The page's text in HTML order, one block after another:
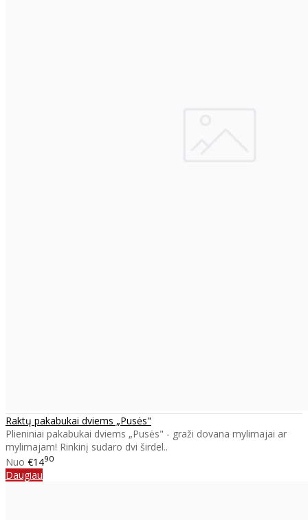
Raktų pakabukai dviems „Pusės"
Plieniniai pakabukai dviems „Pusės" - graži dovana mylimajai ar
mylimajam! Rinkinį sudaro dvi širdel..
Nuo €1490
Daugiau